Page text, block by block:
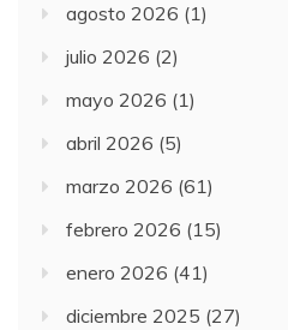
agosto 2026 (1)
julio 2026 (2)
mayo 2026 (1)
abril 2026 (5)
marzo 2026 (61)
febrero 2026 (15)
enero 2026 (41)
diciembre 2025 (27)